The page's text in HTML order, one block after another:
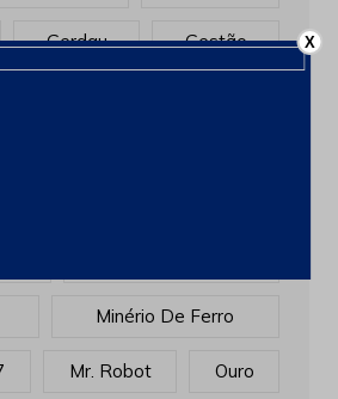
Gerdau Gestão
Minério De Ferro
Mr. Robot Ouro
X